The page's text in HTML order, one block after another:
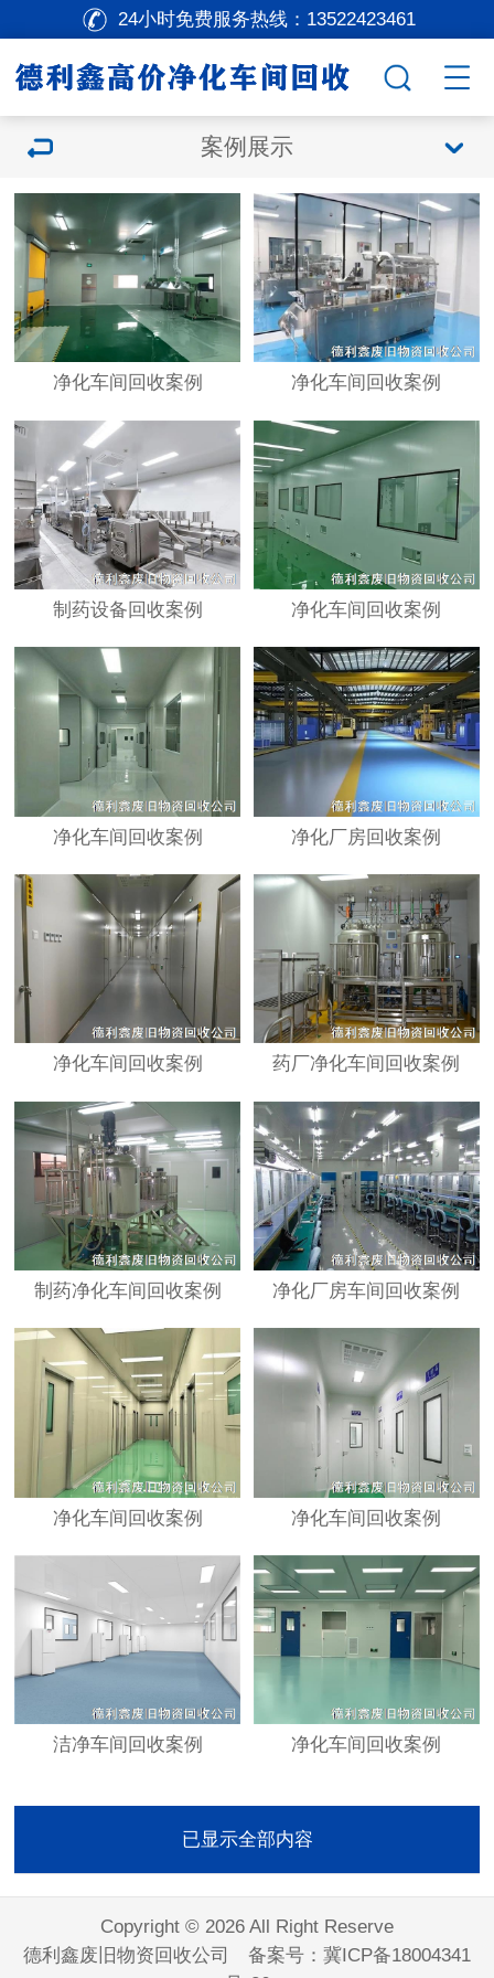
24小时免费服务热线： 13522423461
案例展示
净化车间回收案例 净化车间回收案例
制药设备回收案例 净化车间回收案例
净化车间回收案例 净化厂房回收案例
净化车间回收案例 药厂净化车间回收案例
制药净化车间回收案例 净化厂房车间回收案例
净化车间回收案例 净化车间回收案例
洁净车间回收案例 净化车间回收案例
已显示全部内容
Copyright © 2026 All Right Reserve
德利鑫废旧物资回收公司 备案号： 冀ICP备18004341